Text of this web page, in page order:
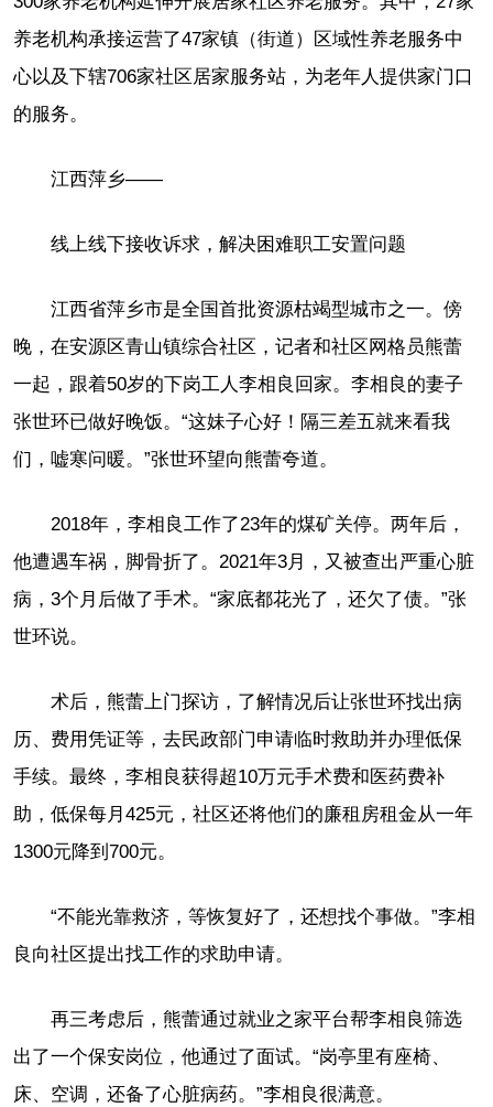
养老机构承接运营了47家镇（街道）区域性养老服务中
心以及下辖706家社区居家服务站，为老年人提供家门口
的服务。
江西萍乡——
线上线下接收诉求，解决困难职工安置问题
江西省萍乡市是全国首批资源枯竭型城市之一。傍
晚，在安源区青山镇综合社区，记者和社区网格员熊蕾
一起，跟着50岁的下岗工人李相良回家。李相良的妻子
张世环已做好晚饭。“这妹子心好！隔三差五就来看我
们，嘘寒问暖。”张世环望向熊蕾夸道。
2018年，李相良工作了23年的煤矿关停。两年后，
他遭遇车祸，脚骨折了。2021年3月，又被查出严重心脏
病，3个月后做了手术。“家底都花光了，还欠了债。”张
世环说。
术后，熊蕾上门探访，了解情况后让张世环找出病
历、费用凭证等，去民政部门申请临时救助并办理低保
手续。最终，李相良获得超10万元手术费和医药费补
助，低保每月425元，社区还将他们的廉租房租金从一年
1300元降到700元。
“不能光靠救济，等恢复好了，还想找个事做。”李相
良向社区提出找工作的求助申请。
再三考虑后，熊蕾通过就业之家平台帮李相良筛选
出了一个保安岗位，他通过了面试。“岗亭里有座椅、
床、空调，还备了心脏病药。”李相良很满意。